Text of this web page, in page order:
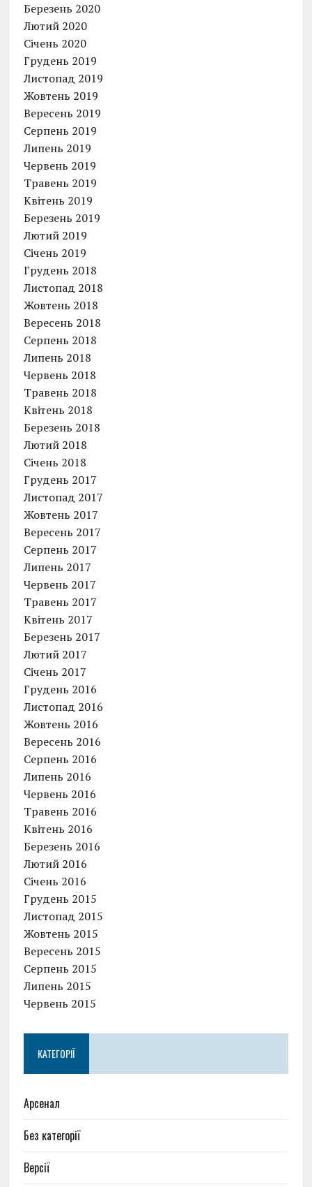
Березень 2020
Лютий 2020
Січень 2020
Грудень 2019
Листопад 2019
Жовтень 2019
Вересень 2019
Серпень 2019
Липень 2019
Червень 2019
Травень 2019
Квітень 2019
Березень 2019
Лютий 2019
Січень 2019
Грудень 2018
Листопад 2018
Жовтень 2018
Вересень 2018
Серпень 2018
Липень 2018
Червень 2018
Травень 2018
Квітень 2018
Березень 2018
Лютий 2018
Січень 2018
Грудень 2017
Листопад 2017
Жовтень 2017
Вересень 2017
Серпень 2017
Липень 2017
Червень 2017
Травень 2017
Квітень 2017
Березень 2017
Лютий 2017
Січень 2017
Грудень 2016
Листопад 2016
Жовтень 2016
Вересень 2016
Серпень 2016
Липень 2016
Червень 2016
Травень 2016
Квітень 2016
Березень 2016
Лютий 2016
Січень 2016
Грудень 2015
Листопад 2015
Жовтень 2015
Вересень 2015
Серпень 2015
Липень 2015
Червень 2015
КАТЕГОРІЇ
Арсенал
Без категорії
Версії